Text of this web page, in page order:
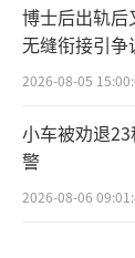
博士后出轨后
无缝衔接引争
2026-08-05
小车被劝退
警
2026-08-06